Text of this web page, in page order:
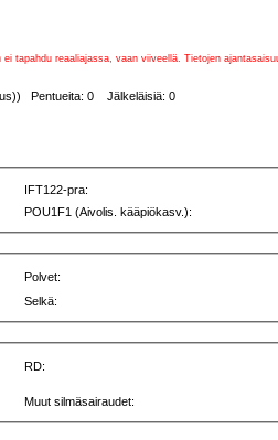
tapahdu reaaliajassa, vaan viiveellä. Tietojen
Pentueita: 0 Jälkeläisiä: 0
IFT122-pra:
POU1F1 (Aivolis. kääpiökasv.):
Polvet:
Selkä:
RD:
Muut silmäsairaudet: